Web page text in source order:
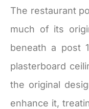
The restaurant
much of its
beneath a post
plasterboard
the original
enhance it,